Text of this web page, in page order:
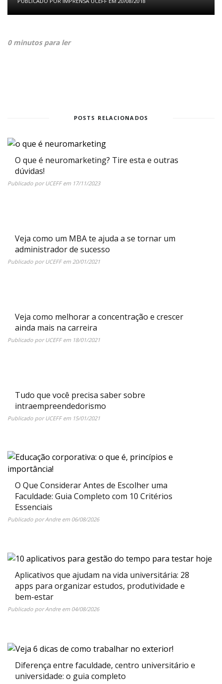
0 minutos para ler
POSTS RELACIONADOS
O que é neuromarketing? Tire esta e outras
dúvidas!
Publicado porUCEFFem 17/11/2023
Veja como um MBA te ajuda a se tornar um
administrador de sucesso
Publicado porUCEFFem 20/01/2021
Veja como melhorar a concentração e crescer
ainda mais na carreira
Publicado porUCEFFem 18/01/2021
Tudo que você precisa saber sobre
intraempreendedorismo
Publicado porUCEFFem 15/01/2021
O Que Considerar Antes de Escolher uma
Faculdade: Guia Completo com 10 Critérios
Essenciais
Publicado porAndreem 06/08/2026
Aplicativos que ajudam na vida universitária: 28
apps para organizar estudos, produtividade e
bem-estar
Publicado porAndreem 04/08/2026
Diferença entre faculdade, centro universitário e
universidade: o guia completo